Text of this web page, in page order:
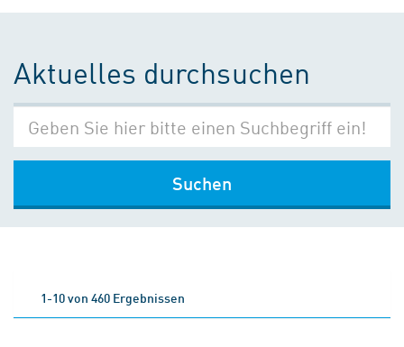
Aktuelles durchsuchen
Suchen
1-10 von 460 Ergebnissen